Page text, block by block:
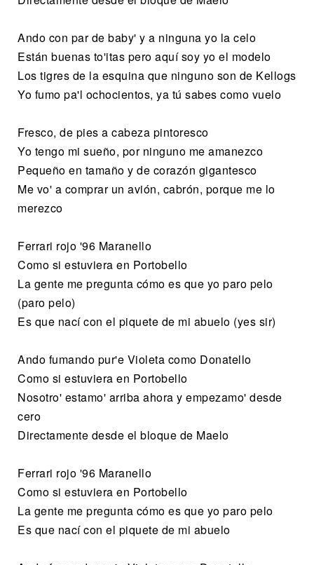
Ando con par de baby' y a ninguna yo la celo
Están buenas to'itas pero aquí soy yo el modelo
Los tigres de la esquina que ninguno son de Kellogs
Yo fumo pa'l ochocientos, ya tú sabes como vuelo
Fresco, de pies a cabeza pintoresco
Yo tengo mi sueño, por ninguno me amanezco
Pequeño en tamaño y de corazón gigantesco
Me vo' a comprar un avión, cabrón, porque me lo
merezco
Ferrari rojo '96 Maranello
Como si estuviera en Portobello
La gente me pregunta cómo es que yo paro pelo
(paro pelo)
Es que nací con el piquete de mi abuelo (yes sir)
Ando fumando pur'e Violeta como Donatello
Como si estuviera en Portobello
Nosotro' estamo' arriba ahora y empezamo' desde
cero
Directamente desde el bloque de Maelo
Ferrari rojo '96 Maranello
Como si estuviera en Portobello
La gente me pregunta cómo es que yo paro pelo
Es que nací con el piquete de mi abuelo